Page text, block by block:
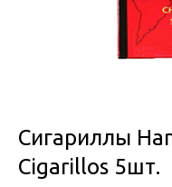
Сигариллы
Cigarillos 5шт.